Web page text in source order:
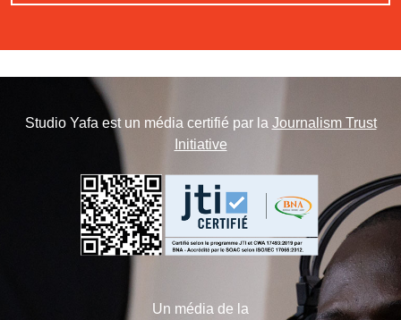
Studio Yafa est un média certifié par la Journalism Trust
Initiative
Un média de la